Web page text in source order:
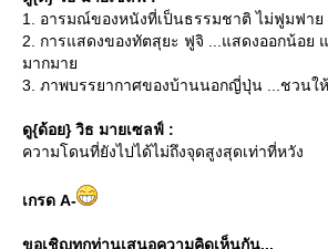
1. อารมณ์ของหนังที่เป็นธรรมชาติ ไม่ฟูมฟา
2. การแสดงของทัตสุยะ ฟูจิ ...แสดงออกน้อย
มากมา
3. ภาพบรรยากาศของบ้านนอกญี่ปุ่น ...ชวนให้
ดู{ด้อย} วิธ มายเซลฟ์ :
ความโดนที่ยังไปได้ไม่ถึงจุดสูงสุดเท่าที่หวัง
เกรด A-
ขอเชิญทุกท่านเสนอความคิดเห็นกัน...